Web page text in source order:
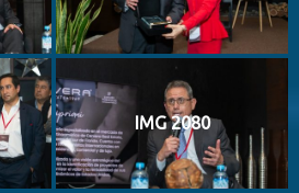
IMG 2080